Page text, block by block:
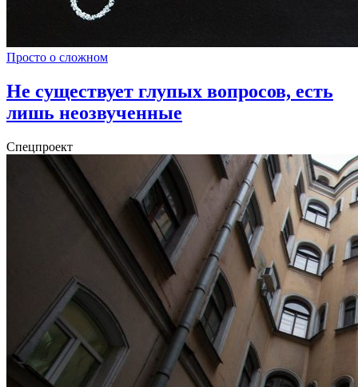
Просто о сложном
Не существует глупых вопросов, есть
лишь неозвученные
Спецпроект